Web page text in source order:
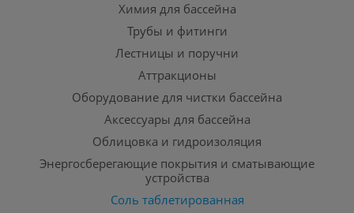
Химия для бассейна
Трубы и фитинги
Лестницы и поручни
Аттракционы
Оборудование для чистки бассейна
Аксессуары для бассейна
Облицовка и гидроизоляция
Энергосберегающие покрытия и сматывающие
устройства
Соль таблетированная